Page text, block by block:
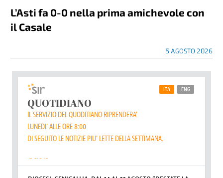
L’Asti fa 0-0 nella prima amichevole con
il Casale
5 AGOSTO 2026